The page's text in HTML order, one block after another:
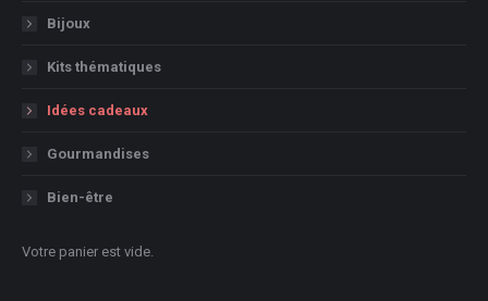
Bijoux
Kits thématiques
Idées cadeaux
Gourmandises
Bien-être
Votre panier est vide.